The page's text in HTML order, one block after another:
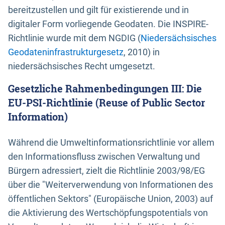
bereitzustellen und gilt für existierende und in
digitaler Form vorliegende Geodaten. Die INSPIRE-
Richtlinie wurde mit dem NGDIG (Niedersächsisches
Geodateninfrastrukturgesetz, 2010) in
niedersächsisches Recht umgesetzt.
Gesetzliche Rahmenbedingungen III: Die
EU-PSI-Richtlinie (Reuse of Public Sector
Information)
Während die Umweltinformationsrichtlinie vor allem
den Informationsfluss zwischen Verwaltung und
Bürgern adressiert, zielt die Richtlinie 2003/98/EG
über die "Weiterverwendung von Informationen des
öffentlichen Sektors" (Europäische Union, 2003) auf
die Aktivierung des Wertschöpfungspotentials von